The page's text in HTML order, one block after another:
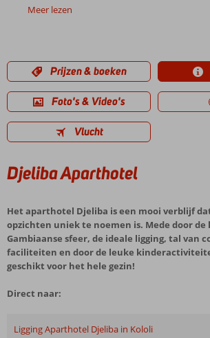
Meer lezen
Prijzen & boeken
Foto's & Video's
Vlucht
Djeliba Aparthotel
Het aparthotel Djeliba is een mooi verblijf
opzichten uniek te noemen is. Mede door
Gambiaanse sfeer, de ideale ligging, tal van
faciliteiten en door de leuke
geschikt voor het hele gezin!
Direct naar:
Ligging Aparthotel Djeliba in Kololi